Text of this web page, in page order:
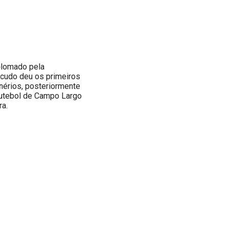
pela
deu os primeiros
posteriormente
de Campo Largo